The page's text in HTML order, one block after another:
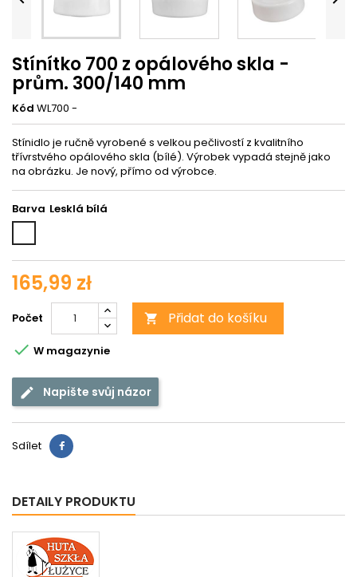
Stínítko 700 z opálového skla -
prům. 300/140 mm
Kód WL700 -
Stínidlo je ručně vyrobené s velkou pečlivostí z kvalitního
třívrstvého opálového skla (bílé). Výrobek vypadá stejně jako
na obrázku. Je nový, přímo od výrobce.
Barva
bílá
165,99 zł
Počet  Přidat do košíku
 W magazynie
Napište svůj názor
Sdílet
DETAILY PRODUKTU